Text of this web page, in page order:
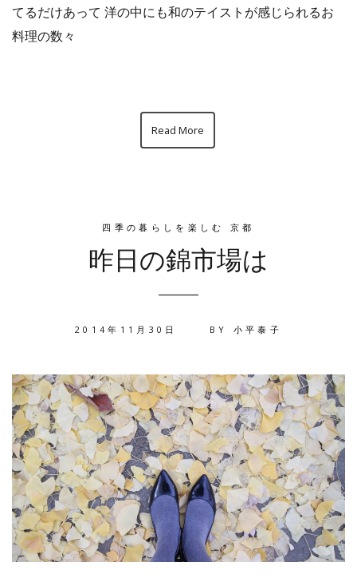
てるだけあって 洋の中にも和のテイストが感じられるお
料理の数々
Read More
四季の暮らしを楽しむ 京都
昨日の錦市場は
2014年11月30日 BY 小平泰子